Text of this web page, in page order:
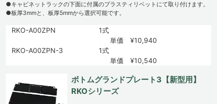
●キャビネットラックの下面に付属のプラスティリベットにて取り付けます。
●板厚3mmと、板厚5mmから選択可能です。
RKO-A00ZPN
1式
単価 ¥10,940
RKO-A00ZPN-3
1式
単価 ¥10,540
ボトムグランドプレート3【新型用】
RKOシリーズ